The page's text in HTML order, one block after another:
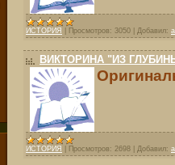
ИСТОРИЯ Просмотров: 3050 Добавил:
ВИКТОРИНА "ИЗ
ИСТОРИЯ Просмотров: 2698 Добавил: